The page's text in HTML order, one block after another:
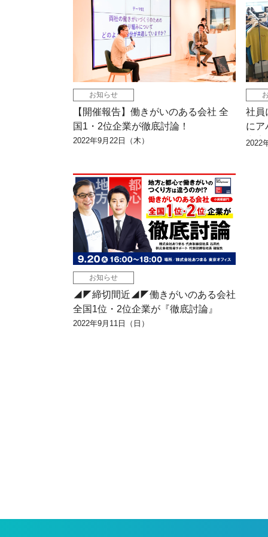
お知らせ
【開催報告】働きがいのある会社 全
国1・2位企業が徹底討論！
2022年9月22日（木）
社員
にア
出店
2022
お知らせ
◢◤締切間近◢◤働きがいのある会社
全国1位・2位企業が『徹底討論』
2022年9月11日（日）